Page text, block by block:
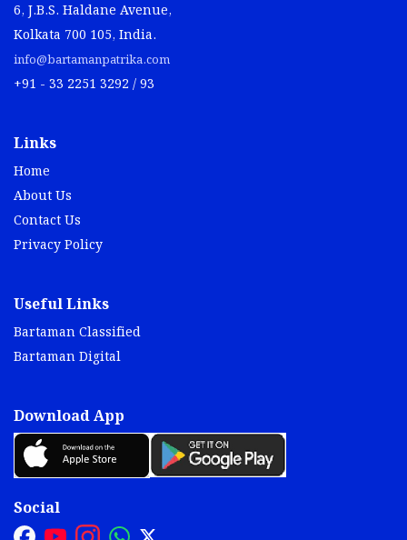
6, J.B.S. Haldane Avenue,
Kolkata 700 105, India.
info@bartamanpatrika.com
+91 - 33 2251 3292 / 93
Links
Home
About Us
Contact Us
Privacy Policy
Useful Links
Bartaman Classified
Bartaman Digital
Download App
Social